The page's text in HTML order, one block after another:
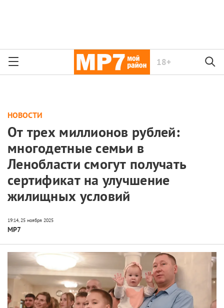
18+
НОВОСТИ
От трех миллионов рублей:
многодетные семьи в
Ленобласти смогут получать
сертификат на улучшение
жилищных условий
МР7